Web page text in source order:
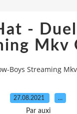
-
Mkv
Boys Streaming
27.08.2021 …
Par auxi